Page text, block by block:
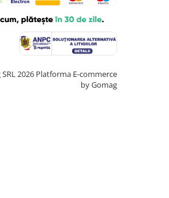
2026 Platforma E-commerce
by Gomag